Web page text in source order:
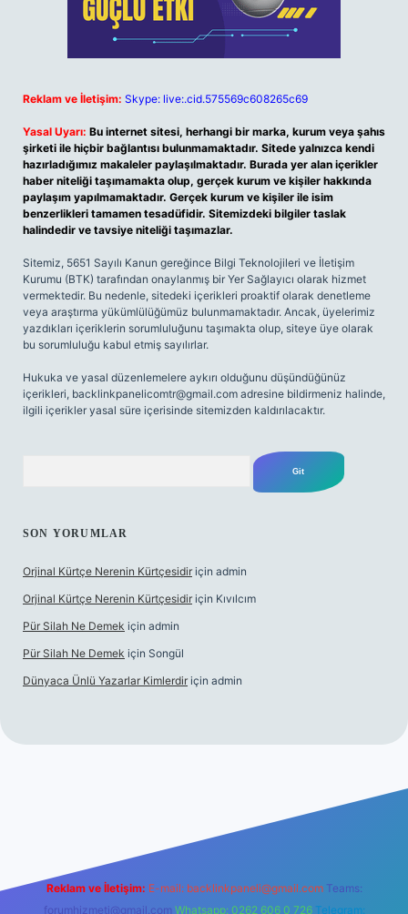
Reklam ve İletişim: Skype: live:.cid.575569c608265c69
Yasal Uyarı: Bu internet sitesi, herhangi bir marka, kurum veya şahıs
şirketi ile hiçbir bağlantısı bulunmamaktadır. Sitede yalnızca kendi
hazırladığımız makaleler paylaşılmaktadır. Burada yer alan içerikler
haber niteliği taşımamakta olup, gerçek kurum ve kişiler hakkında
paylaşım yapılmamaktadır. Gerçek kurum ve kişiler ile isim
benzerlikleri tamamen tesadüfidir. Sitemizdeki bilgiler taslak
halindedir ve tavsiye niteliği taşımazlar.
Sitemiz, 5651 Sayılı Kanun gereğince Bilgi Teknolojileri ve İletişim
Kurumu (BTK) tarafından onaylanmış bir Yer Sağlayıcı olarak hizmet
vermektedir. Bu nedenle, sitedeki içerikleri proaktif olarak denetleme
veya araştırma yükümlülüğümüz bulunmamaktadır. Ancak, üyelerimiz
yazdıkları içeriklerin sorumluluğunu taşımakta olup, siteye üye olarak
bu sorumluluğu kabul etmiş sayılırlar.
Hukuka ve yasal düzenlemelere aykırı olduğunu düşündüğünüz
içerikleri, backlinkpanelicomtr@gmail.com adresine bildirmeniz halinde,
ilgili içerikler yasal süre içerisinde sitemizden kaldırılacaktır.
SON YORUMLAR
Orjinal Kürtçe Nerenin Kürtçesidir için admin
Orjinal Kürtçe Nerenin Kürtçesidir için Kıvılcım
Pür Silah Ne Demek için admin
Pür Silah Ne Demek için Songül
Dünyaca Ünlü Yazarlar Kimlerdir için admin
Reklam ve İletişim: E-mail: backlinkpaneli@gmail.com Teams:
forumhizmeti@gmail.com Whatsapp: 0262 606 0 726 Telegram: